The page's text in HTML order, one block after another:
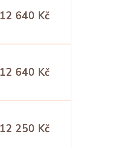
12 640 Kč
12 640 Kč
12 250 Kč